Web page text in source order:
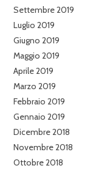
Settembre 2019
Luglio 2019
Giugno 2019
Maggio 2019
Aprile 2019
Marzo 2019
Febbraio 2019
Gennaio 2019
Dicembre 2018
Novembre 2018
Ottobre 2018